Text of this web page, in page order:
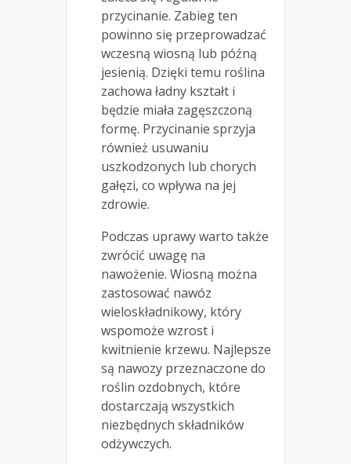
przycinanie. Zabieg ten
powinno się przeprowadzać
wczesną wiosną lub późną
jesienią. Dzięki temu roślina
zachowa ładny kształt i
będzie miała zagęszczoną
formę. Przycinanie sprzyja
również usuwaniu
uszkodzonych lub chorych
gałęzi, co wpływa na jej
zdrowie.
Podczas uprawy warto także
zwrócić uwagę na
nawożenie. Wiosną można
zastosować nawóz
wieloskładnikowy, który
wspomoże wzrost i
kwitnienie krzewu. Najlepsze
są nawozy przeznaczone do
roślin ozdobnych, które
dostarczają wszystkich
niezbędnych składników
odżywczych.